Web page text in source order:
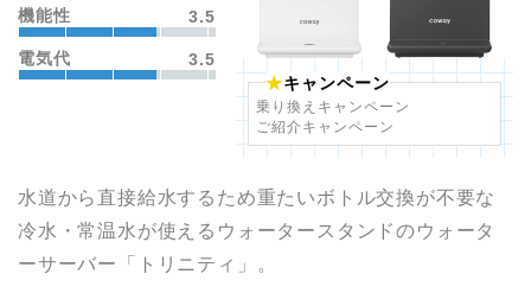
機能性 3.5
電気代
3.5
キャンペーン
乗り換えキャンペーン
ご紹介キャンペーン
水道から直接給水するため重たいボトル交換が不要な
冷水・常温水が使えるウォータースタンドのウォータ
ーサーバー「トリニティ」。